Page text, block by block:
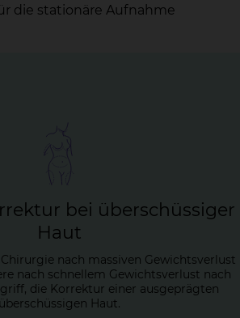
die stationäre Aufnahme
bei über­schüs­si­ger
Haut
nach massiven Gewichtsverlust
nach schnellem Gewichtsverlust nach
die Korrektur einer ausgeprägten
überschüssigen Haut.